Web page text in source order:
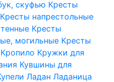
скуфью Кресты
Кресты напрестольные
Кресты
могильные Кресты
Кропило Кружки для
Кувшины для
Ладан Ладаница